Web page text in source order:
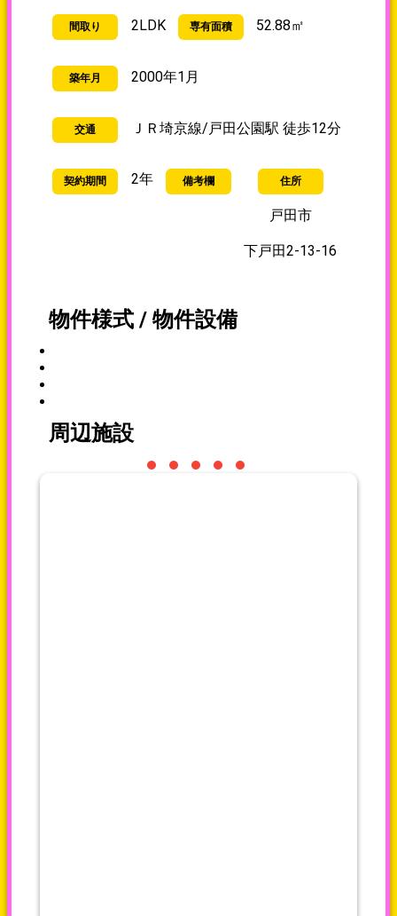
間取り 2LDK 専有面積 52.88㎡
築年月 2000年1月
交通 ＪＲ埼京線/戸田公園駅 徒歩12分
契約期間 2年 備考欄 住所
戸田市
下戸田2-13-16
物件様式 / 物件設備
周辺施設